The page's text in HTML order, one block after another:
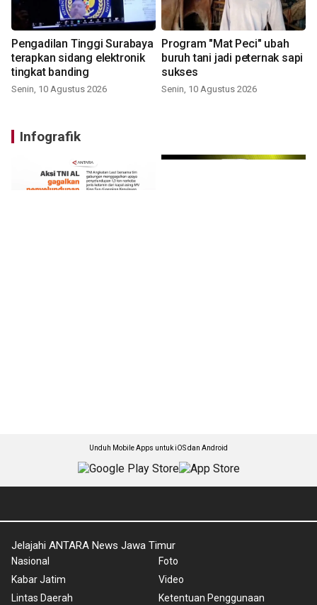
Pengadilan Tinggi Surabaya
terapkan sidang elektronik
tingkat banding
Senin, 10 Agustus 2026
Program "Mat Peci" ubah
buruh tani jadi peternak sapi
sukses
Senin, 10 Agustus 2026
Infografik
Unduh Mobile Apps untuk iOS dan Android
Jelajahi ANTARA News Jawa Timur
Nasional
Kabar Jatim
Lintas Daerah
Foto
Video
Ketentuan Penggunaan